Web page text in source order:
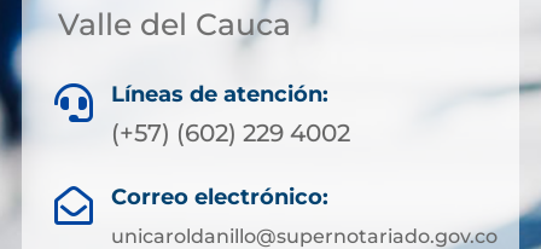
Valle del Cauca
 Líneas de atención:
(+57) (602) 229 4002
 Correo electrónico:
unicaroldanillo@supernotariado.gov.co